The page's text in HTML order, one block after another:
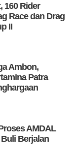
160 Rider
Race dan Drag
II
Ambon,
Patra
AMDAL
Berjalan